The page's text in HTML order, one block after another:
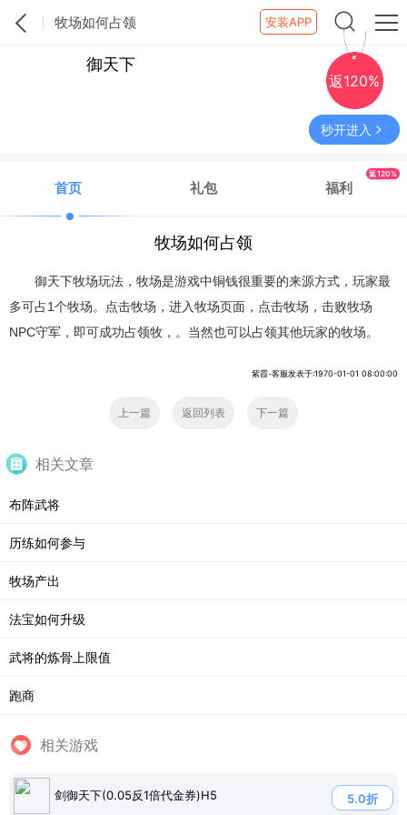
牧场如何占领 安装APP
御天下
返120%
秒开进入
首页 礼包 福利
返120%
牧场如何占领
御天下牧场玩法，牧场是游戏中铜钱很重要的来源方式，玩家最
多可占1个牧场。点击牧场，进入牧场页面，点击牧场，击败牧场
NPC守军，即可成功占领牧，。当然也可以占领其他玩家的牧场。
紫霞-客服发表于:1970-01-01 08:00:00
上一篇 返回列表 下一篇
相关文章
布阵武将
历练如何参与
牧场产出
法宝如何升级
武将的炼骨上限值
跑商
相关游戏
剑御天下(0.05反1倍代金券)H5 5.0折